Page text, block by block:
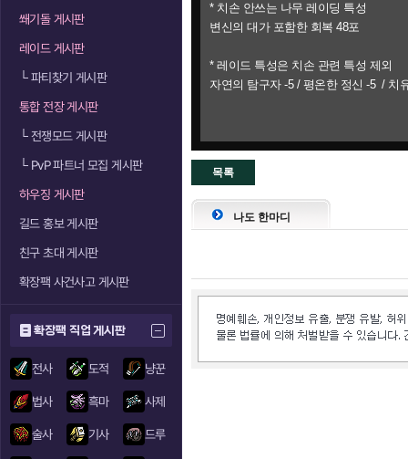
쐐기돌 게시판
레이드 게시판
└파티찾기 게시판
통합 전장 게시판
└전쟁모드 게시판
└PvP 파트너 모집 게시판
하우징 게시판
길드 홍보 게시판
친구 초대 게시판
확장팩 사건사고 게시판
확장팩 직업 게시판
전사 도적 냥꾼
법사 흑마 사제
술사 기사 드루
* 치손 안쓰는 나무 레이딩 특성
변신의 대가 포함한 회복 48포
* 레이드 특성은 치손 관련 특성 제외
자연의 탐구자 -5 / 평온한 정신 -5 / 치
목록
으로
나도 한마디